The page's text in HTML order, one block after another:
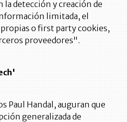
detección y creación de
limitada, el
o first party cookies,
proveedores".
Paul Handal, auguran que
generalizada de